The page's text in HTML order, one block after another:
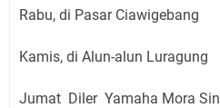
Rabu, di Pasar Ciawigebang
Kamis, di Alun-alun Luragung
Jumat Diler Yamaha Mora